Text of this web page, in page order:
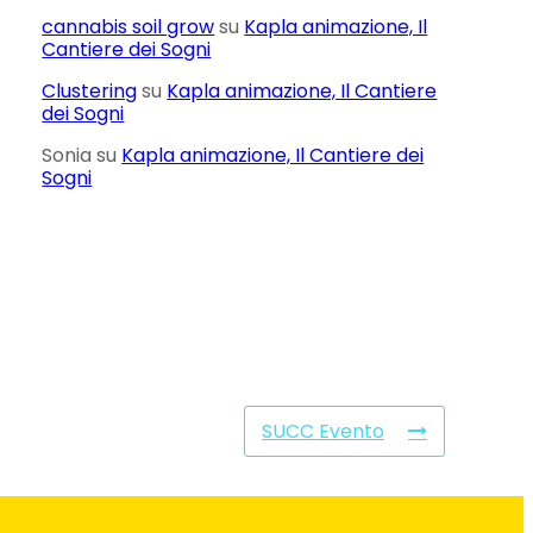
cannabis soil growsu Kapla animazione, Il
Cantiere dei Sogni
Clusteringsu Kapla animazione, Il Cantiere
dei Sogni
Sonia su Kapla animazione, Il Cantiere dei
Sogni
SUCC Evento